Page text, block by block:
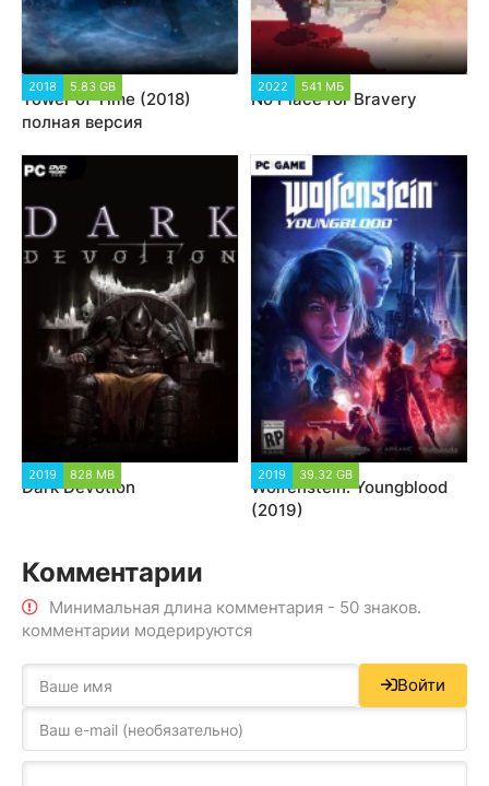
2018 5.83 GB
Tower of Time (2018)
полная версия
2022 541 МБ
No Place for Bravery
2019 828 MB
Dark Devotion
2019 39.32 GB
Wolfenstein: Youngblood
(2019)
Комментарии
Минимальная длина комментария - 50 знаков.
комментарии модерируются
Войти